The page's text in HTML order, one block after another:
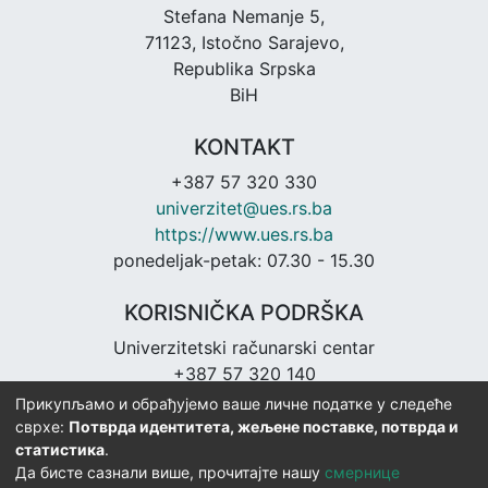
Stefana Nemanje 5,
71123, Istočno Sarajevo,
Republika Srpska
BiH
KONTAKT
+387 57 320 330
univerzitet@ues.rs.ba
https://www.ues.rs.ba
ponedeljak-petak: 07.30 - 15.30
KORISNIČKA PODRŠKA
Univerzitetski računarski centar
+387 57 320 140
urc@ues.rs.ba
https://urc.ues.rs.ba
Прикупљамо и обрађујемо ваше личне податке у следеће
сврхе: Потврда идентитета, жељене поставке, потврда и
статистика.
Да бисте сазнали више, прочитајте нашу смернице